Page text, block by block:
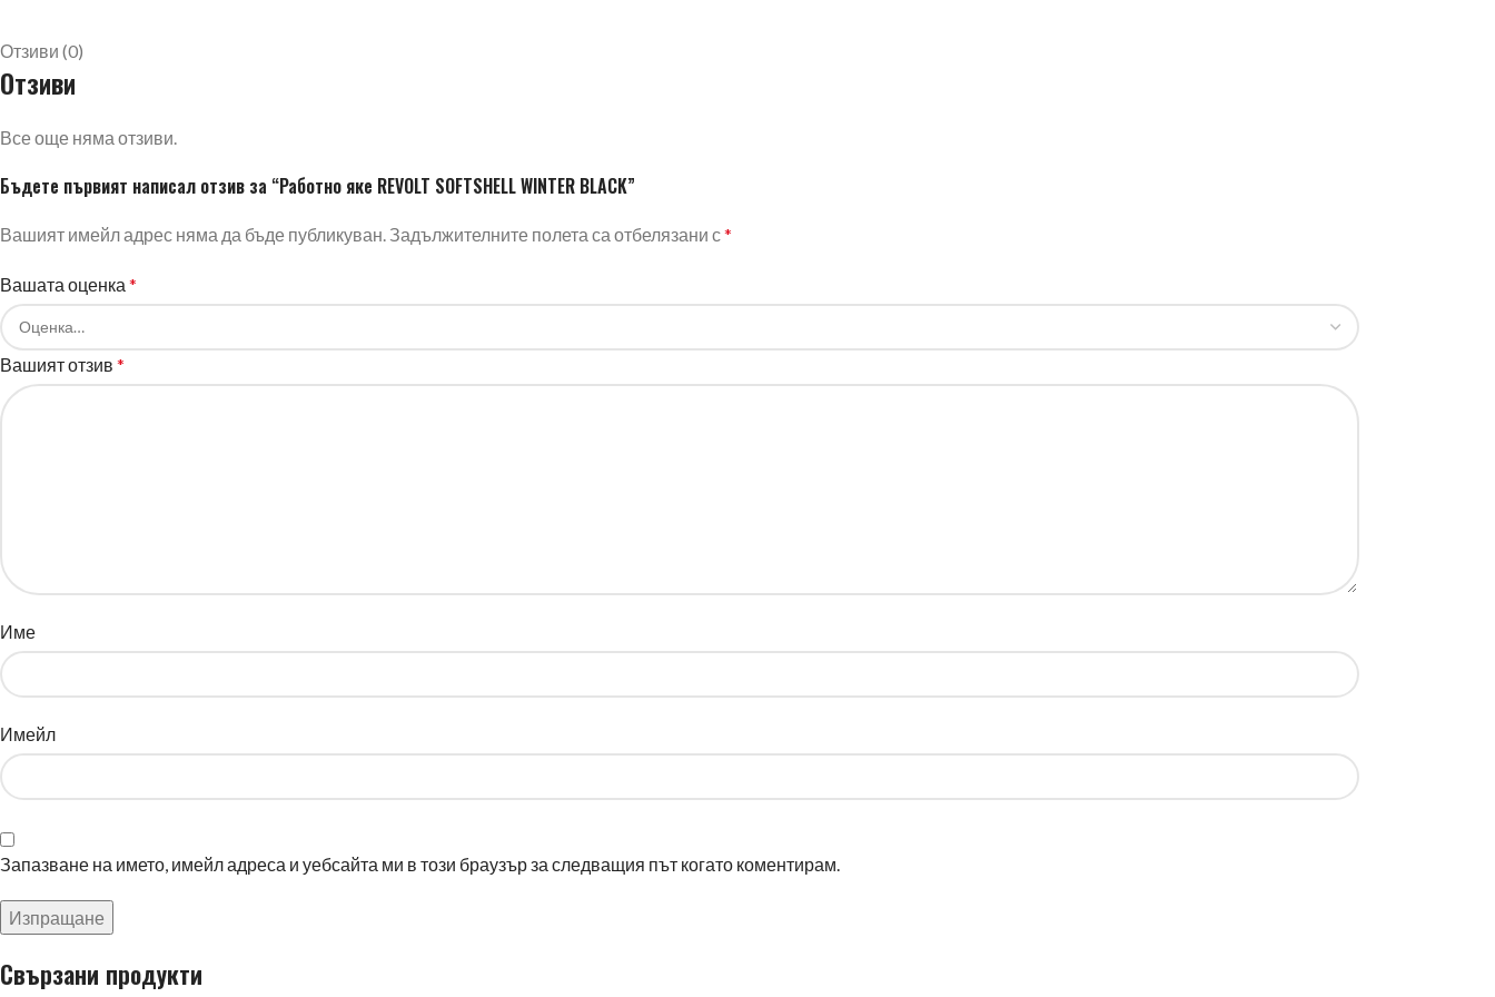
Отзиви (0)
Отзиви
Все още няма отзиви.
Бъдете първият написал отзив за “Работно яке REVOLT SOFTSHELL WINTER BLACK”
Вашият имейл адрес няма да бъде публикуван. Задължителните полета са отбелязани с*
Вашата оценка *
Вашият отзив *
Име
Имейл
Запазване на името, имейл адреса и уебсайта ми в този браузър за следващия път когато коментирам.
Свързани продукти